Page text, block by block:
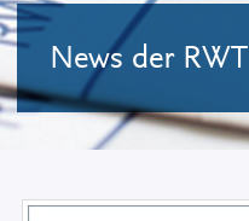
News der RWT